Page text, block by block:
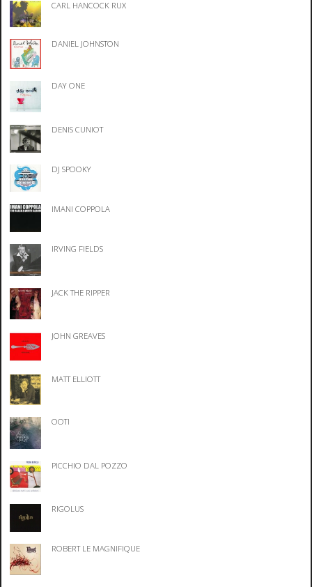
CARL HANCOCK RUX
DANIEL JOHNSTON
DAY ONE
DENIS CUNIOT
DJ SPOOKY
IMANI COPPOLA
IRVING FIELDS
JACK THE RIPPER
JOHN GREAVES
MATT ELLIOTT
OOTI
PICCHIO DAL POZZO
RIGOLUS
ROBERT LE MAGNIFIQUE